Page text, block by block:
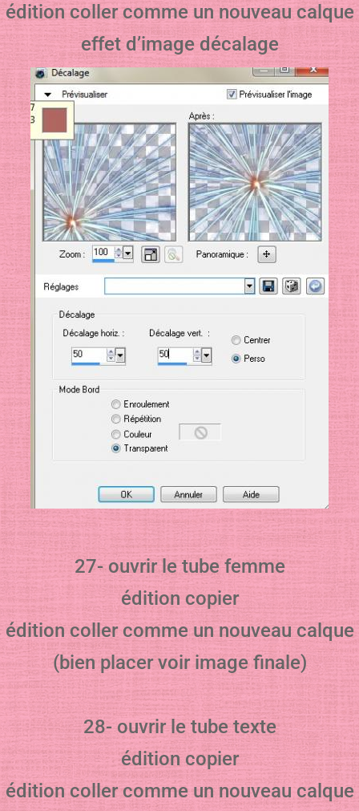
édition coller comme un nouveau calque
effet d’image décalage
27- ouvrir le tube femme
édition copier
édition coller comme un nouveau calque
(bien placer voir image finale)
28- ouvrir le tube texte
édition copier
édition coller comme un nouveau calque